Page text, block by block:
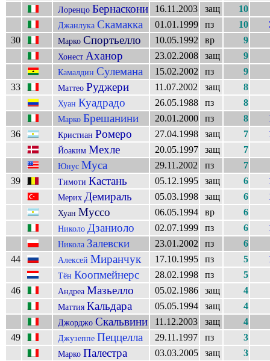
Лоренцо Бернаскони 16.11.2003 защ 10
Джанлука Скамакка 01.01.1999 пз 10
30
Марко Спортьелло 10.05.1992 вр 9
Хонест Аханор 23.02.2008 защ 9
Камалдин Сулемана 15.02.2002 пз
9
33
Маттео Руджери 11.07.2002 защ 8
Хуан Куадрадо 26.05.1988 пз 8
Марко Брешанини 20.01.2000 пз 8
36
Кристиан Ромеро 27.04.1998 защ 7
Йоаким Мехле 20.05.1997 защ 7
Юнус Муса 29.11.2002 пз
7
39
Тимоти Кастань 05.12.1995 защ 6
Мерих Демираль 05.03.1998 защ 6
Хуан Муссо 06.05.1994 вр 6
Николо Дзаниоло 02.07.1999 пз 6
Никола Залевски 23.01.2002 пз
6
44
Алексей Миранчук 17.10.1995 пз 5
Тён Коопмейнерс 28.02.1998 пз
5
46
Андреа Мазьелло 05.02.1986 защ 4
Маттия Кальдара 05.05.1994 защ 4
Джорджо Скальвини 11.12.2003 защ
4
49
Джузеппе Пеццелла 29.11.1997 пз 3
Марко Палестра 03.03.2005 защ
3